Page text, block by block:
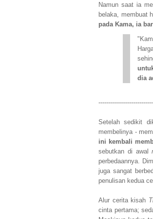
Namun saat ia
belaka, membuat
pada Kama, ia
dia
Setelah sedikit
membelinya -
ini kembali
sebutkan di awal
perbedaannya.
juga sangat
penulisan kedua
Alur cerita kisah
cinta pertama;